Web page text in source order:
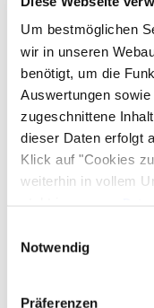
Um bestmöglichen
wir in unseren
benötigt, um die
Auswertungen
zugeschnittene
dieser Daten erfolgt
Klick auf "Cookies
weiterhin in vollem
steht in unserer
gelistet.
Notwendig
Präferenzen